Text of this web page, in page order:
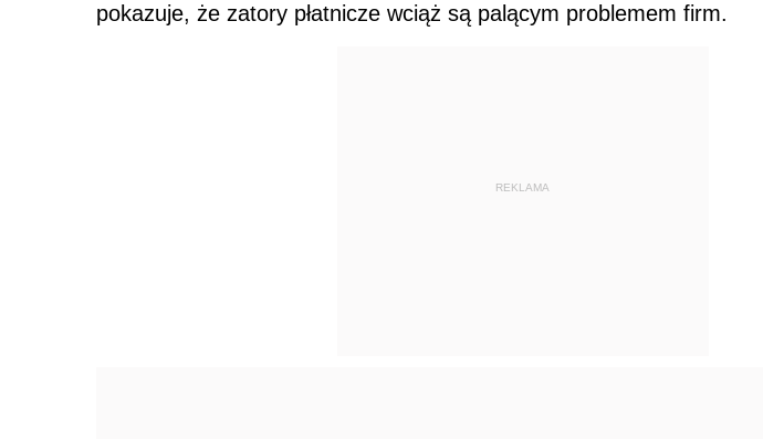
pokazuje, że zatory płatnicze wciąż są palącym problemem firm.
REKLAMA